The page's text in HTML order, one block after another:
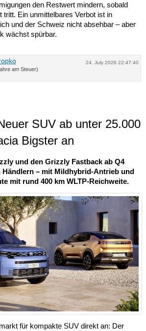
den Restwert mindern, sobald
tritt. Ein unmittelbares Verbot ist in
und der Schweiz nicht absehbar – aber
wächst spürbar.
24. July 2026 22:47:40
am Steuer)
SUV ab unter 25.000
Bigster an
und den Grizzly Fastback ab Q4
Händlern – mit Mildhybrid-Antrieb und
mit rund 400 km WLTP-Reichweite.
für kompakte SUV direkt an: Der